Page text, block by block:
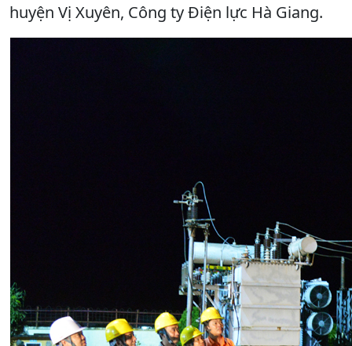
huyện Vị Xuyên, Công ty Điện lực Hà Giang.